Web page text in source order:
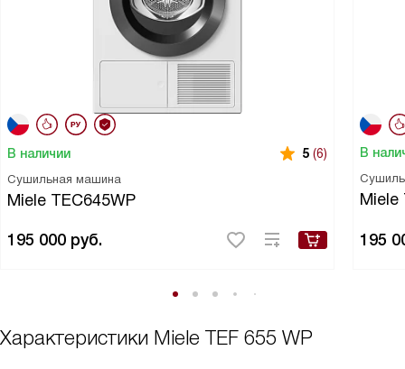
В наличии 5 (6)
Сушильная машина
Miele TEC645WP
195 000 руб.
В
Miele
195
Характеристики Miele TEF 655 WP